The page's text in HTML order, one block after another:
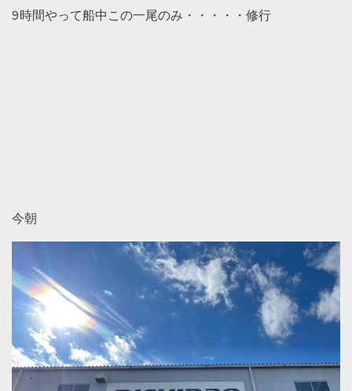
9時間やって船中この一尾のみ・・・・・修行
今朝